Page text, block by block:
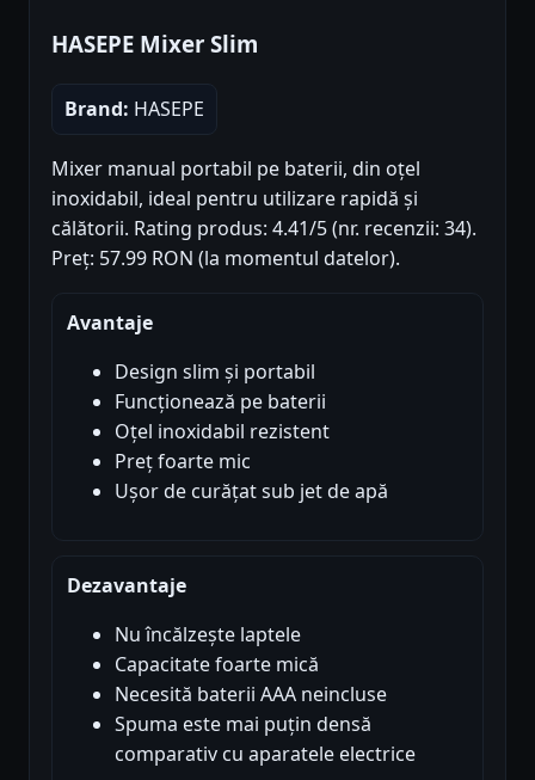
HASEPE Mixer Slim
Brand: HASEPE
Mixer manual portabil pe baterii, din oțel
inoxidabil, ideal pentru utilizare rapidă și
călătorii. Rating produs: 4.41/5 (nr. recenzii: 34).
Preț: 57.99 RON (la momentul datelor).
Avantaje
Design slim și portabil
Funcționează pe baterii
Oțel inoxidabil rezistent
Preț foarte mic
Ușor de curățat sub jet de apă
Dezavantaje
Nu încălzește laptele
Capacitate foarte mică
Necesită baterii AAA neincluse
Spuma este mai puțin densă
comparativ cu aparatele electrice